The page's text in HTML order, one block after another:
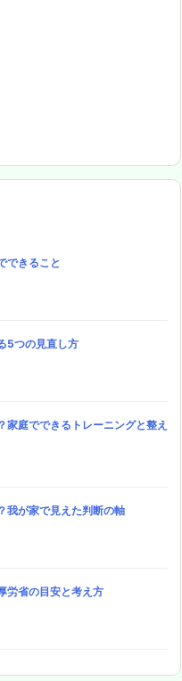
できること
5つの見直し方
家庭でできるトレーニングと整え
我が家で見えた判断の軸
労省の目安と考え方